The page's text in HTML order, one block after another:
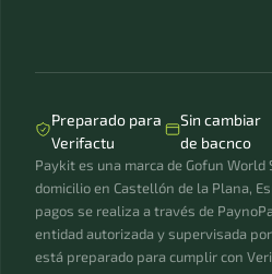
Preparado para
Verifactu
Sin cambiar
de bacnco
Paykit es una marca de Gofun World
domicilio en Castellón de la Plana,
pagos se realiza a través de
entidad autorizada y supervisada
está preparado para cumplir con